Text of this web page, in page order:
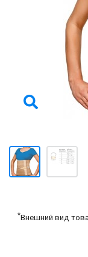
*Внешний вид